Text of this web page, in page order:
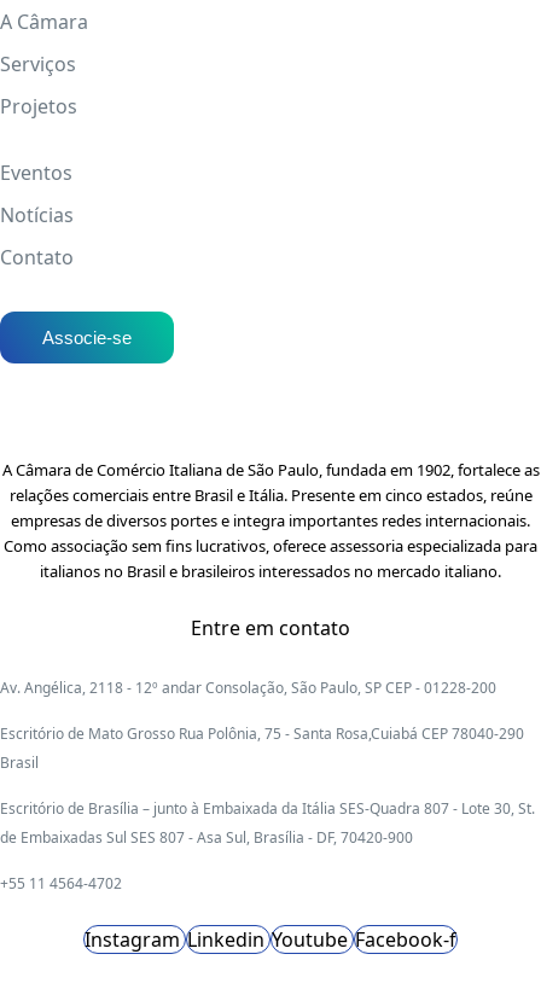
A Câmara
Serviços
Projetos
Eventos
Notícias
Contato
Associe-se
A Câmara de Comércio Italiana de São Paulo, fundada em 1902, fortalece as
relações comerciais entre Brasil e Itália. Presente em cinco estados, reúne
empresas de diversos portes e integra importantes redes internacionais.
Como associação sem fins lucrativos, oferece assessoria especializada para
italianos no Brasil e brasileiros interessados no mercado italiano.
Entre em contato
Av. Angélica, 2118 - 12º andar Consolação, São Paulo, SP CEP - 01228-200
Escritório de Mato Grosso Rua Polônia, 75 - Santa Rosa,Cuiabá CEP 78040-290
Brasil
Escritório de Brasília – junto à Embaixada da Itália SES-Quadra 807 - Lote 30, St.
de Embaixadas Sul SES 807 - Asa Sul, Brasília - DF, 70420-900
+55 11 4564-4702
Instagram Linkedin Youtube Facebook-f